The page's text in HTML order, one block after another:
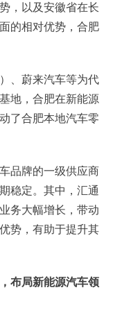
，以及安徽省在长
的相对优势，合肥
、蔚来汽车等为代
地，合肥在新能源
了合肥本地汽车零
品牌的一级供应商
稳定。其中，汇通
务大幅增长，带动
势，有助于提升其
布局新能源汽车领